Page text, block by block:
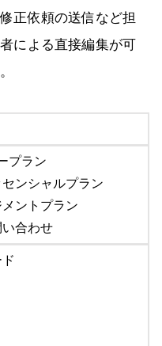
正依頼の送信など担
による直接編集が可
プラン
ンシャルプラン
ントプラン
合わせ